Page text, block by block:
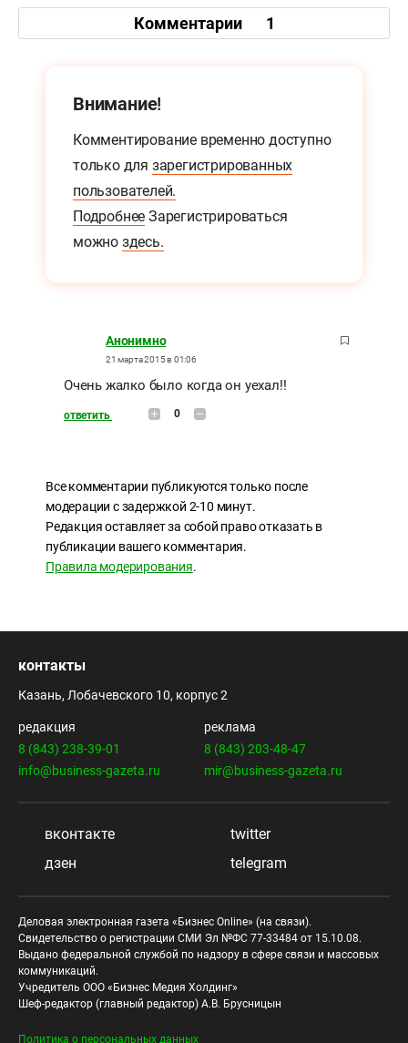
Комментарии 1
Внимание!
Комментирование временно доступно
только для зарегистрированных
пользователей.
Подробнее Зарегистрироваться
можно здесь.
Анонимно
21 марта 2015 в 01:06
Очень жалко было когда он уехал!!
ответить 0
Все комментарии публикуются только после
модерации с задержкой 2-10 минут.
Редакция оставляет за собой право отказать в
публикации вашего комментария.
Правила модерирования.
контакты
Казань, Лобачевского 10, корпус 2
редакция
8 (843) 238-39-01
info@business-gazeta.ru
реклама
8 (843) 203-48-47
mir@business-gazeta.ru
вконтакте
twitter
дзен
telegram
Деловая электронная газета «Бизнес Online» (на связи).
Свидетельство о регистрации СМИ Эл №ФС 77-33484 от 15.10.08.
Выдано федеральной службой по надзору в сфере связи и массовых
коммуникаций.
Учредитель ООО «Бизнес Медия Холдинг»
Шеф-редактор (главный редактор) А.В. Брусницын
Политика о персональных данных